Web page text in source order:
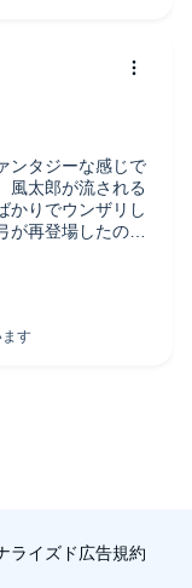
ンタジーな感じで
風太郎が流される
かりでウンザリし
再登場したので
蝉に騙され流さ
ライズド広告規約